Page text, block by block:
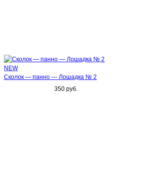
NEW
Сколок — панно — Лошадка № 2
350 руб.